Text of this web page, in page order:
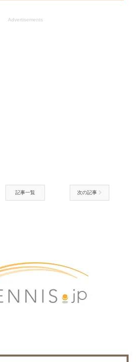
Advertisements
記事一覧 次の記事